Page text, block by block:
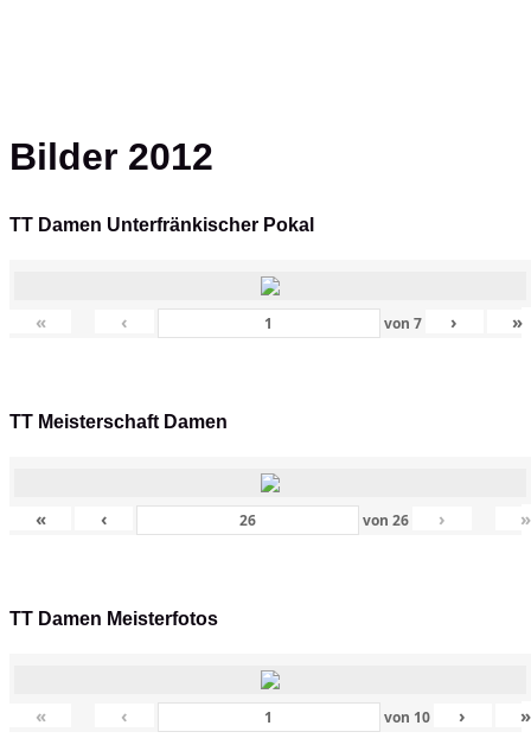
Bilder 2012
TT Damen Unterfränkischer Pokal
« ‹ von 7 › »
TT Meisterschaft Damen
« ‹ von26 › »
TT Damen Meisterfotos
« ‹ von 10 › »